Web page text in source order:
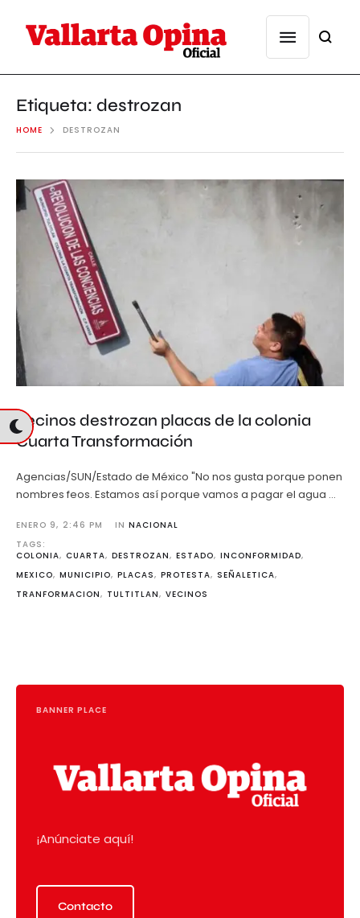
Etiqueta: destrozan
HOME DESTROZAN
Vecinos destrozan placas de la colonia
Cuarta Transformación
Agencias/SUN/Estado de México "No nos gusta porque ponen
nombres feos. Estamos así porque vamos a pagar el agua …
ENERO 9, 2:46 PM IN NACIONAL
TAGS:
COLONIA, CUARTA, DESTROZAN, ESTADO, INCONFORMIDAD,
MEXICO, MUNICIPIO, PLACAS, PROTESTA, SEÑALETICA,
TRANFORMACION, TULTITLAN, VECINOS
BANNER PLACE
¡Anúnciate aquí!
Contacto